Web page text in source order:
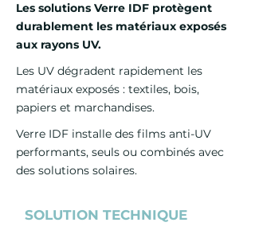
Les solutions Verre IDF protègent
durablement les matériaux exposés
aux rayons UV.
Les UV dégradent rapidement les
matériaux exposés : textiles, bois,
papiers et marchandises.
Verre IDF installe des films anti-UV
performants, seuls ou combinés avec
des solutions solaires.
SOLUTION TECHNIQUE